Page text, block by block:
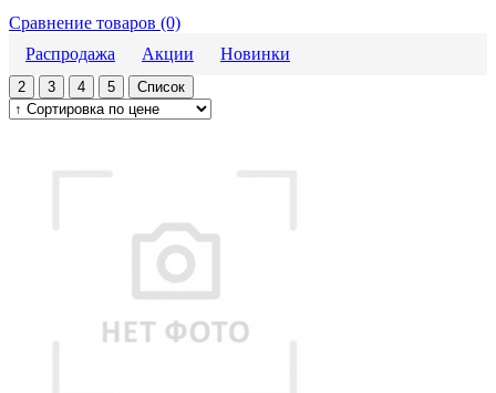
Сравнение товаров (0)
Распродажа
Акции Новинки
2 3 4 5 Список